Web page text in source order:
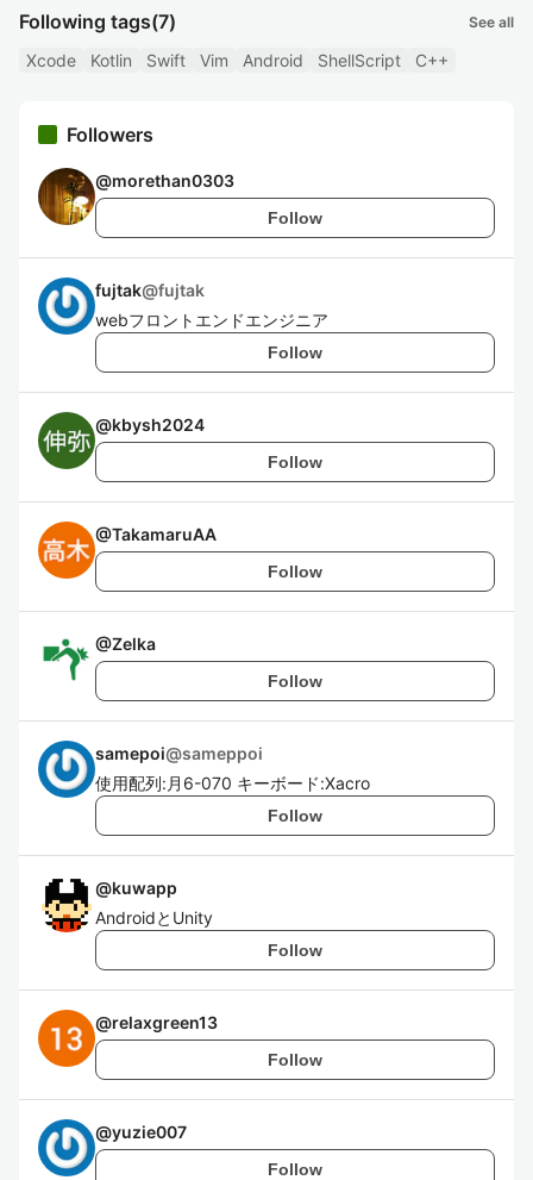
Following tags(7) See all
Xcode Kotlin Swift Vim Android ShellScript C++
Followers
@morethan0303
Follow
fujtak@fujtak
webフロントエンドエンジニア
Follow
@kbysh2024
Follow
@TakamaruAA
Follow
@Zelka
Follow
samepoi@sameppoi
使用配列:月6-070 キーボード:Xacro
Follow
@kuwapp
AndroidとUnity
Follow
@relaxgreen13
Follow
@yuzie007
Follow